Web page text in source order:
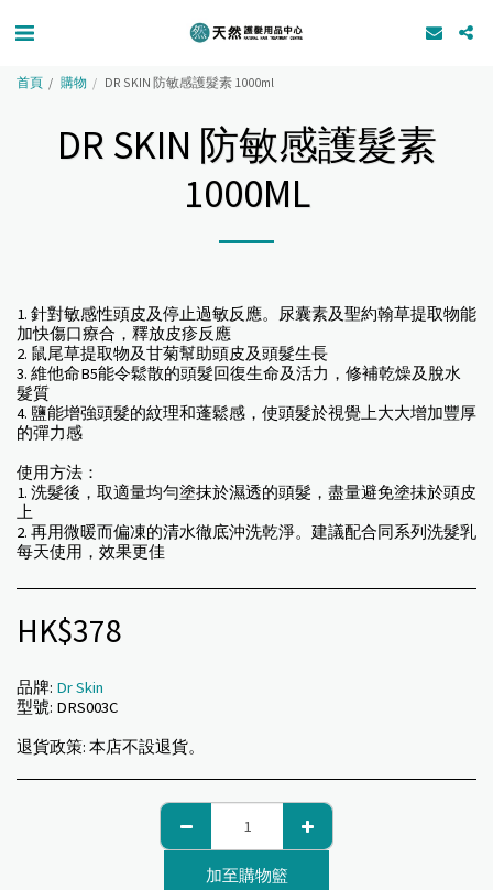
首頁 購物 DR SKIN 防敏感護髮素 1000ml
DR SKIN 防敏感護髮素
1000ML
1. 針對敏感性頭皮及停止過敏反應。尿囊素及聖約翰草提取物能
加快傷口療合，釋放皮疹反應
2. 鼠尾草提取物及甘菊幫助頭皮及頭髮生長
3. 維他命B5能令鬆散的頭髮回復生命及活力，修補乾燥及脫水
髮質
4. 鹽能增強頭髮的紋理和蓬鬆感，使頭髮於視覺上大大增加豐厚
的彈力感
使用方法：
1. 洗髮後，取適量均勻塗抹於濕透的頭髮，盡量避免塗抺於頭皮
上
2. 再用微暖而偏凍的清水徹底沖洗乾淨。建議配合同系列洗髮乳
每天使用，效果更佳
HK$378
品牌: Dr Skin
型號: DRS003C
退貨政策: 本店不設退貨。
加至購物籃